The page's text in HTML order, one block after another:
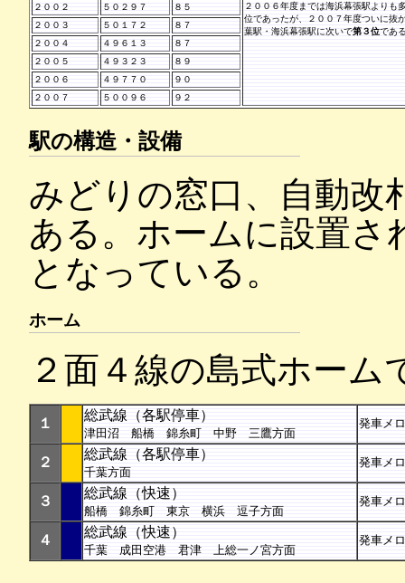
２００６年度までは海浜幕張駅よりも
位であったが、２００７年度ついに抜
葉駅・海浜幕張駅に次いで第３位であ
２００２
５０２９７
８５
２００３
５０１７２
８７
２００４
４９６１３
８７
２００５
４９３２３
８９
２００６
４９７７０
９０
２００７
５００９６ ９２
駅の構造・設備
みどりの窓口、自動改
ある。ホームに設置さ
となっている。
ホーム
２面４線の島式ホーム
１
総武線（各駅停車）
津田沼 船橋 錦糸町 中野 三鷹方面
発車メ
２
総武線（各駅停車）
千葉方面
発車メ
３
総武線（快速）
船橋 錦糸町 東京 横浜 逗子方面
発車メ
４
総武線（快速）
千葉 成田空港 君津 上総一ノ宮方面
発車メ